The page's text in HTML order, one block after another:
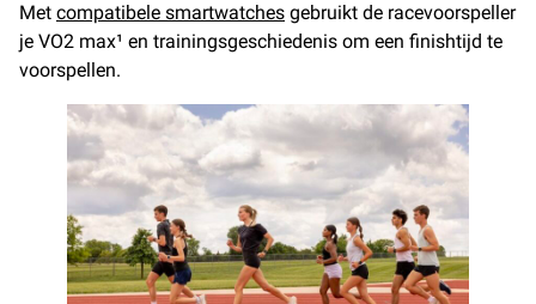
Met compatibele smartwatches gebruikt de racevoorspeller
je VO2 max¹ en trainingsgeschiedenis om een finishtijd te
voorspellen.